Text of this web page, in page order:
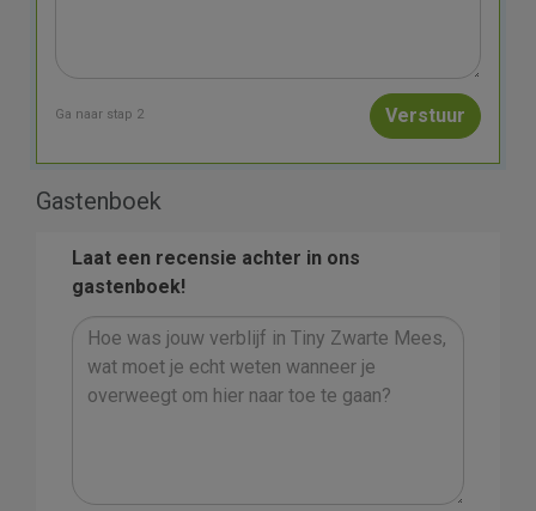
Ga naar stap 2
Gastenboek
Laat een recensie achter in ons
gastenboek!